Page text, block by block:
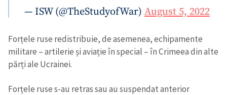
— ISW (@TheStudyofWar) August 5, 2022
Forțele ruse redistribuie, de asemenea, echipamente
militare – artilerie și aviație în special – în Crimeea din alte
părți ale Ucrainei.
Forțele ruse s-au retras sau au suspendat anterior